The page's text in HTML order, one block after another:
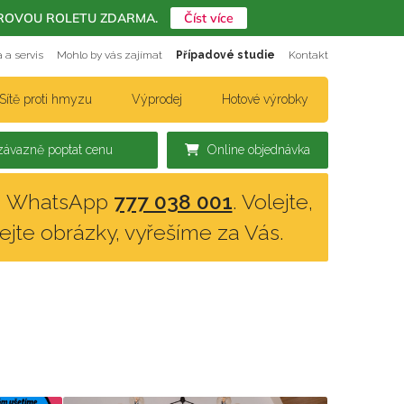
a servis Mohlo by vás zajímat Případové studie Kontakt
proti hmyzu Výprodej Hotové výrobky
Online objednávka
poptat cenu
WhatsApp 777 038 001. Volejte,
obrázky, vyřešíme za Vás.
ROLETU ZDARMA. Číst více